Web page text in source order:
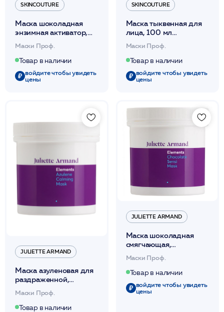
SKINCOUTURE
Маска шоколадная
энзимная активатор,
150 мл /CHOCOLATE
ENZYME MASK
activator
/SKINCOUTURE*
Маски Проф.
Товар в наличии
войдите чтобы увидеть
цены
SKINCOUTURE
Маска тыквенная для
лица, 100 мл
/PUMPKIN MASK
/SKINCOUTURE*
Маски Проф.
Товар в наличии
войдите чтобы увидеть
цены
JULIETTE ARMAND
Маска азуленовая для
раздраженной,
воспаленной,
чувствительной кожи
280мл /JA
Маски Проф.
Товар в наличии
JULIETTE ARMAND
Маска шоколадная
смягчающая,
питающая,
увлажняющая 280мл
/JA
Маски Проф.
Товар в наличии
войдите чтобы увидеть
цены